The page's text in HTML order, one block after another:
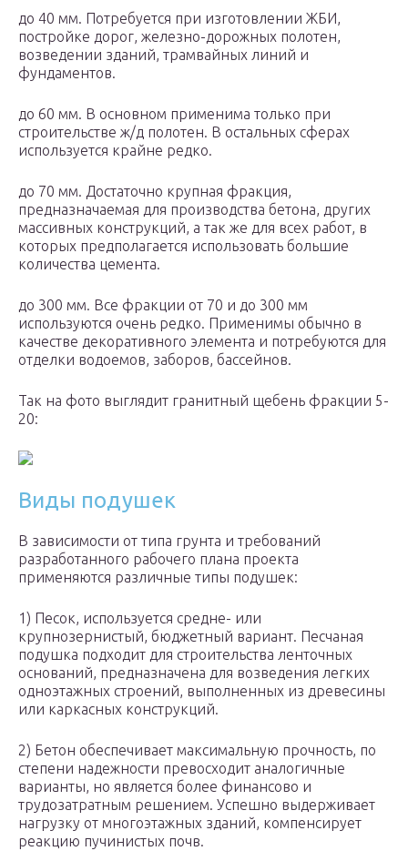
до 40 мм. Потребуется при изготовлении ЖБИ,
постройке дорог, железно-дорожных полотен,
возведении зданий, трамвайных линий и
фундаментов.
до 60 мм. В основном применима только при
строительстве ж/д полотен. В остальных сферах
используется крайне редко.
до 70 мм. Достаточно крупная фракция,
предназначаемая для производства бетона, других
массивных конструкций, а так же для всех работ, в
которых предполагается использовать большие
количества цемента.
до 300 мм. Все фракции от 70 и до 300 мм
используются очень редко. Применимы обычно в
качестве декоративного элемента и потребуются для
отделки водоемов, заборов, бассейнов.
Так на фото выглядит гранитный щебень фракции 5-
20:
Виды подушек
В зависимости от типа грунта и требований
разработанного рабочего плана проекта
применяются различные типы подушек:
1) Песок, используется средне- или
крупнозернистый, бюджетный вариант. Песчаная
подушка подходит для строительства ленточных
оснований, предназначена для возведения легких
одноэтажных строений, выполненных из древесины
или каркасных конструкций.
2) Бетон обеспечивает максимальную прочность, по
степени надежности превосходит аналогичные
варианты, но является более финансово и
трудозатратным решением. Успешно выдерживает
нагрузку от многоэтажных зданий, компенсирует
реакцию пучинистых почв.